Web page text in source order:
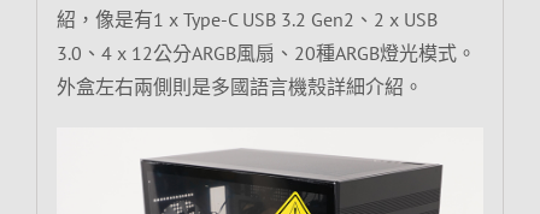
紹，像是有1 x Type-C USB 3.2 Gen2、2 x USB
3.0、4 x 12公分ARGB風扇、20種ARGB燈光模式。
外盒左右兩側則是多國語言機殼詳細介紹。